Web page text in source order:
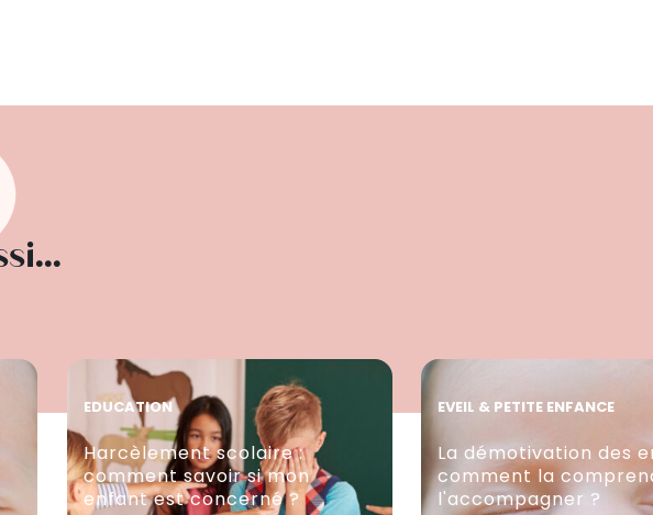
EDUCATION
Harcèlement scolaire :
comment savoir si mon
enfant est concerné ?
EVEIL & PETITE ENFANCE
La démotivation des
comment la
l'accompagner ?